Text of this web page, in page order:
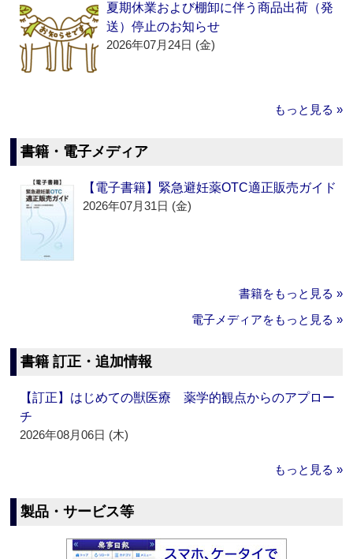
夏期休業および棚卸に伴う商品出荷（発
送）停止のお知らせ
2026年07月24日 (金)
もっと見る »
書籍・電子メディア
【電子書籍】緊急避妊薬OTC適正販売ガイド
2026年07月31日 (金)
書籍をもっと見る »
電子メディアをもっと見る »
書籍 訂正・追加情報
【訂正】はじめての獣医療 薬学的観点からのアプロー
チ
2026年08月06日 (木)
もっと見る »
製品・サービス等